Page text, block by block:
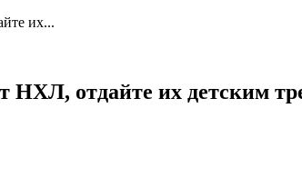
их...
отдайте их детским